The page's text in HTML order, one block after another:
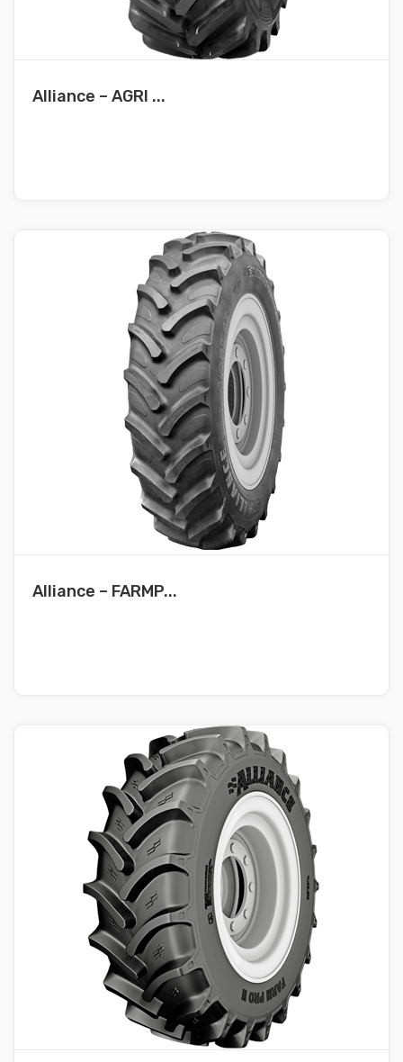
Alliance – AGRI ...
Alliance – FARMP...